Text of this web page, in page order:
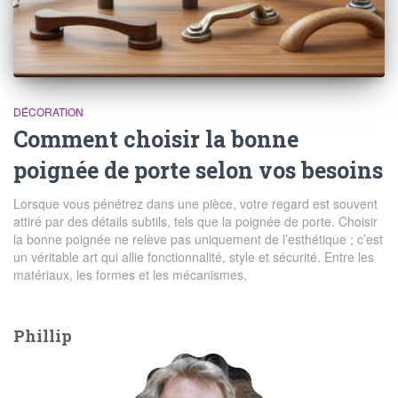
DÉCORATION
Comment choisir la bonne
poignée de porte selon vos besoins
Lorsque vous pénétrez dans une pièce, votre regard est souvent
attiré par des détails subtils, tels que la poignée de porte. Choisir
la bonne poignée ne relève pas uniquement de l’esthétique ; c’est
un véritable art qui allie fonctionnalité, style et sécurité. Entre les
matériaux, les formes et les mécanismes,
Phillip